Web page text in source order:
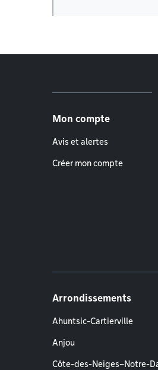
Mon compte
Avis et alertes
Créer mon compte
Arrondissements
Ahuntsic-Cartierville
Anjou
Côte-des-Neiges–Notre-